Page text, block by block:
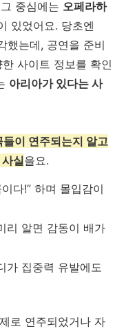
중심에는 오페라하
있었어요. 당초엔
했는데, 공연을 준비
사이트 정보를 확인
아리아가 있다는 사
이 연주되는지 알고
실을요.
다!” 하며 몰입감이
리 알면 감동이 배가
가 집중력 유발에도
로 연주되었거나 자